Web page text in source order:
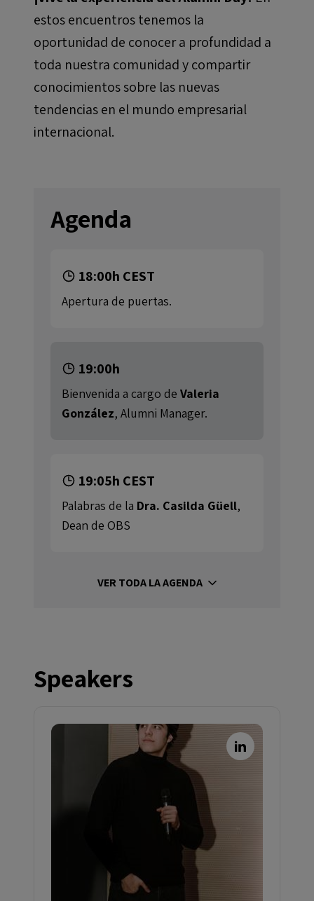
estos encuentros tenemos la
oportunidad de conocer a profundidad a
toda nuestra comunidad y compartir
conocimientos sobre las nuevas
tendencias en el mundo empresarial
internacional.
Agenda
18:00h CEST
Apertura de puertas.
19:00h
Bienvenida a cargo de Valeria
González, Alumni Manager.
19:05h CEST
Palabras de la Dra. Casilda Güell,
Dean de OBS
VER TODA LA AGENDA
Speakers